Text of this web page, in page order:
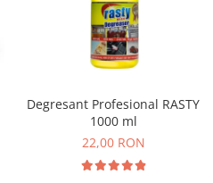
Degresant Profesional RASTY
1000 ml
22,00 RON